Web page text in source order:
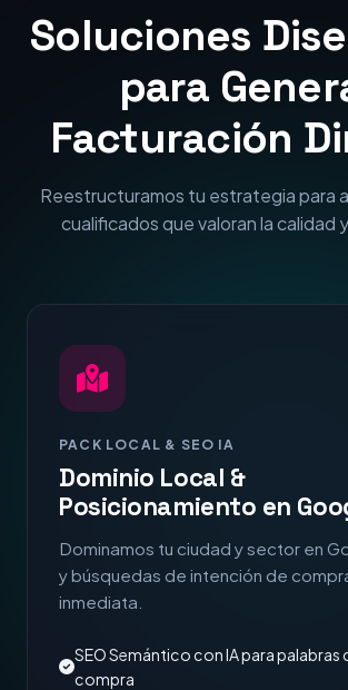
Soluciones
para
Facturación
Reestructuramos tu estrategia para
cualificados que valoran la calidad
PACK LOCAL & SEO IA
Dominio Local &
Posicionamiento en
Dominamos tu ciudad y sector en
y búsquedas de intención de
inmediata.
SEO Semántico con IA para palabras
compra